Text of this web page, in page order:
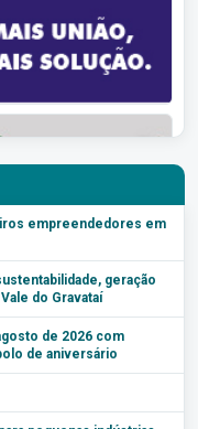
empreendedores em
geração
do Gravataí
de 2026 com
de aniversário